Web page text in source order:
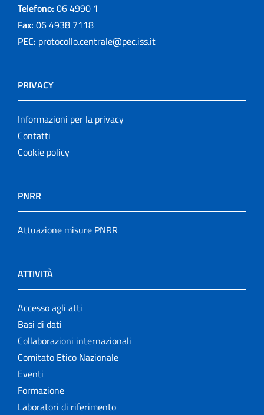
Telefono: 06 4990 1
Fax: 06 4938 7118
PEC: protocollo.centrale@pec.iss.it
PRIVACY
Informazioni per la privacy
Contatti
Cookie policy
PNRR
Attuazione misure PNRR
ATTIVITÀ
Accesso agli atti
Basi di dati
Collaborazioni internazionali
Comitato Etico Nazionale
Eventi
Formazione
Laboratori di riferimento